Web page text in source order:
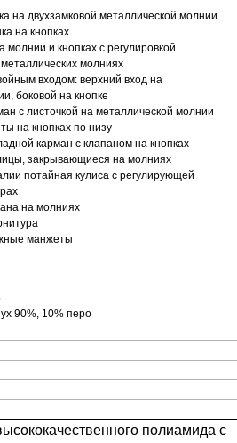
на двухзамковой металлической молнии
на кнопках
и кнопках с регулировкой
молниях
входом: верхний вход на
боковой на кнопке
с листочкой на металлической молнии
на кнопках по низу
карман с клапаном на кнопках
закрывающиеся на молниях
потайная кулиса с регулирующей
на молниях
манжеты
90%, 10% перо
полиамида с